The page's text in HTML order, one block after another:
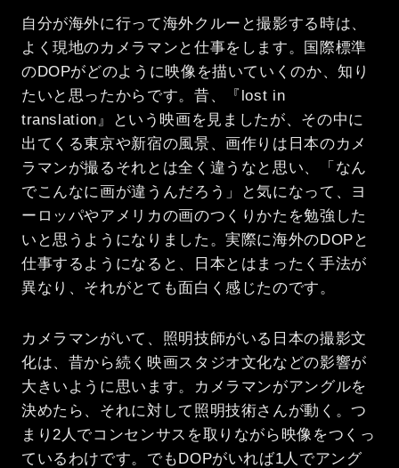
自分が海外に行って海外クルーと撮影する時は、
よく現地のカメラマンと仕事をします。国際標準
のDOPがどのように映像を描いていくのか、知り
たいと思ったからです。昔、『lost in
translation』という映画を見ましたが、その中に
出てくる東京や新宿の風景、画作りは日本のカメ
ラマンが撮るそれとは全く違うなと思い、「なん
でこんなに画が違うんだろう」と気になって、ヨ
ーロッパやアメリカの画のつくりかたを勉強した
いと思うようになりました。実際に海外のDOPと
仕事するようになると、日本とはまったく手法が
異なり、それがとても面白く感じたのです。
カメラマンがいて、照明技師がいる日本の撮影文
化は、昔から続く映画スタジオ文化などの影響が
大きいように思います。カメラマンがアングルを
決めたら、それに対して照明技術さんが動く。つ
まり2人でコンセンサスを取りながら映像をつくっ
ているわけです。でもDOPがいれば1人でアング